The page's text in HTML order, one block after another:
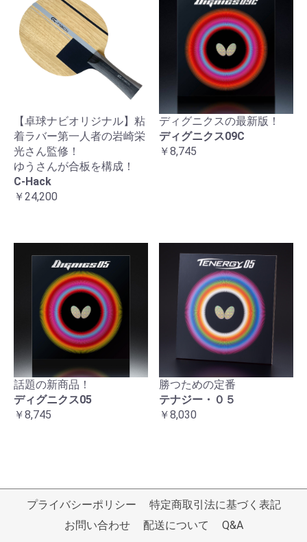
【卓球ナビオリジナル】粘
着ラバー第一人者の岩崎栄
光さん監修！
ゆうさんが合板を構成！
C-Hack
￥24,200
ディグニクスの最新版！
ディグニクス09C
￥8,745
話題の新商品！
ディグニクス05
￥8,745
勝つための定番
テナジー・０５
￥8,030
プライバシーポリシー
特定商取引法に基づく表記
お問い合わせ
配送について Q&A